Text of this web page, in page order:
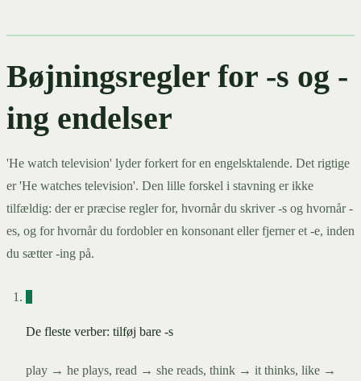
Bøjningsregler for -s og -
ing endelser
'He watch television' lyder forkert for en engelsktalende. Det rigtige
er 'He watches television'. Den lille forskel i stavning er ikke
tilfældig: der er præcise regler for, hvornår du skriver -s og hvornår -
es, og for hvornår du fordobler en konsonant eller fjerner et -e, inden
du sætter -ing på.
1
De fleste verber: tilføj bare -s
play → he plays, read → she reads, think → it thinks, like →